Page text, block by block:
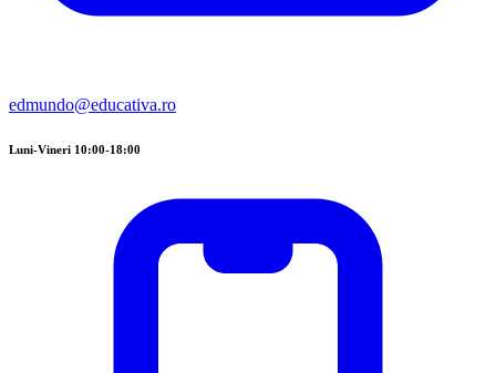
edmundo@educativa.ro
Luni-Vineri 10:00-18:00